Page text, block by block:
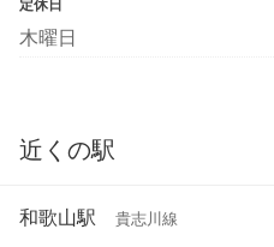
定休日
木曜日
近くの駅
和歌山駅 貴志川線